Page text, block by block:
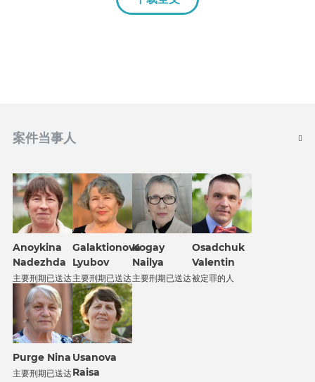
案件当事人
Anoykina
Nadezhda
主要刑期已送达
Galaktionova
Lyubov
主要刑期已送达
Kogay
Nailya
主要刑期已送达
Osadchuk
Valentin
被定罪的人
Purge Nina
主要刑期已送达
Usanova
Raisa